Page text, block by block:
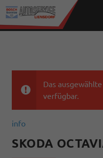
Das
verfügbar.
info
SKODA